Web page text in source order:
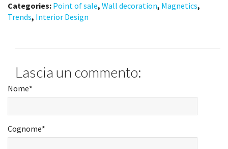
Categories: Point of sale, Wall decoration, Magnetics,
Trends, Interior Design
Lascia un commento:
Nome*
Cognome*